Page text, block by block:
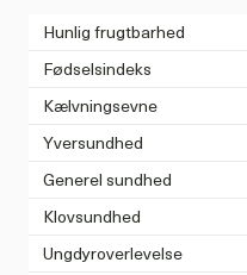
Hunlig frugtbarhed
Fødselsindeks
Kælvningsevne
Yversundhed
Generel sundhed
Klovsundhed
Ungdyroverlevelse